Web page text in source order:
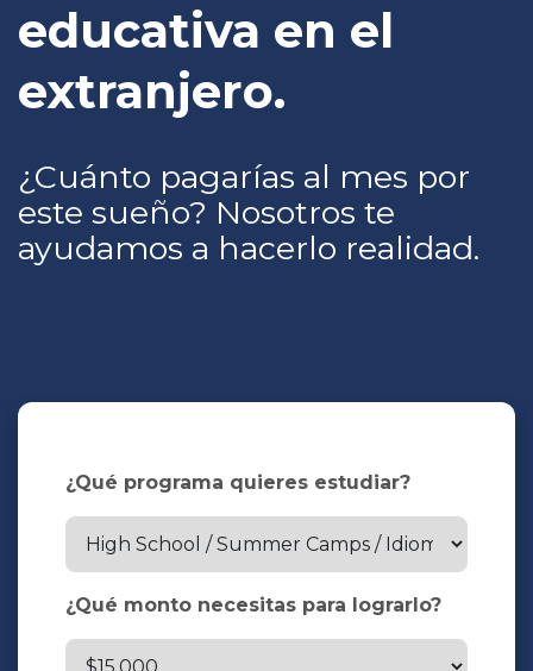
educativa en el
extranjero.
¿Cuánto pagarías al mes por
este sueño? Nosotros te
ayudamos a hacerlo realidad.
¿Qué programa quieres estudiar?
¿Qué monto necesitas para lograrlo?